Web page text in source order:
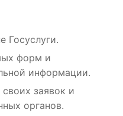
Госуслуги.
форм и
информации.
заявок и
органов.